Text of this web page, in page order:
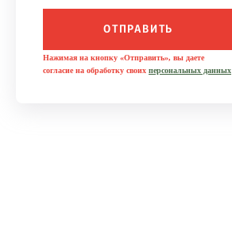
ОТПРАВИТЬ
Нажимая на кнопку «Отправить», вы даете
согласие на обработку своих персональных данных